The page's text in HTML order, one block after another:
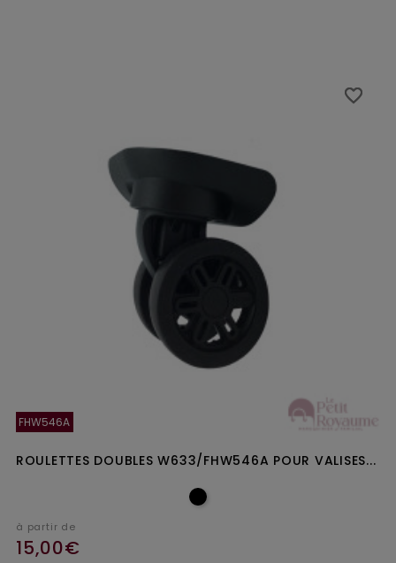
FHW546A
ROULETTES DOUBLES W633/FHW546A POUR VALISES...
à partir de
15,00€
favorite_border
favorite_border